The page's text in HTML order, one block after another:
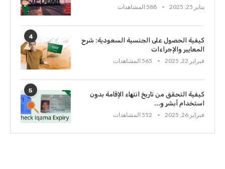
يناير 25, 2025
588 المشاهدات
4
كيفية الحصول على الجنسية السعودية: شرح
المعايير والإجراءات
فبراير 22, 2025
565 المشاهدات
5
كيفية التحقق من تاريخ انتهاء الإقامة بدون
استخدام أبشر و...
فبراير 26, 2025
552 المشاهدات